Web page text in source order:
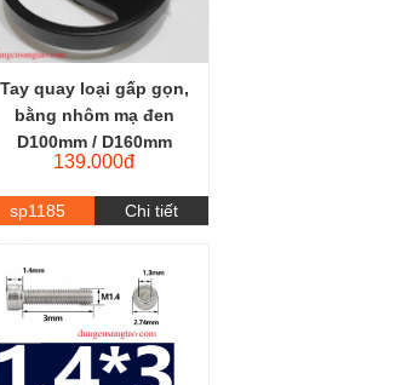
Tay quay loại gấp gọn,
bằng nhôm mạ đen
D100mm / D160mm
139.000đ
sp1185 Chi tiết